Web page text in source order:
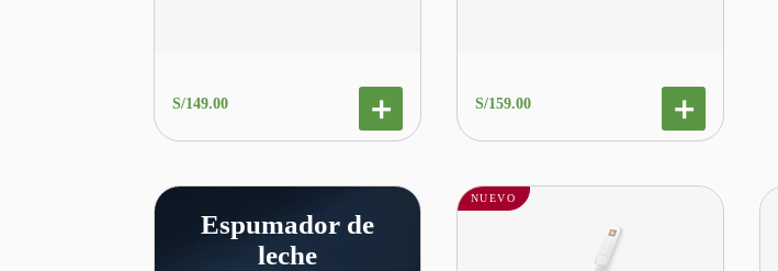
S/149.00 S/159.00
Espumador de
leche
NUEVO